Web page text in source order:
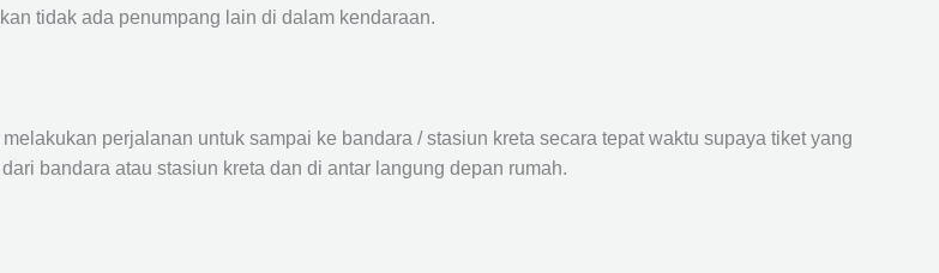
tidak ada penumpang lain di dalam kendaraan.
perjalanan untuk sampai ke bandara / stasiun kreta secara tepat waktu supaya tiket yang
bandara atau stasiun kreta dan di antar langung depan rumah.